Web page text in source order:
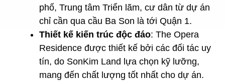
phố, Trung tâm Triển lãm, cư dân từ dự án
chỉ cần qua cầu Ba Son là tới Quận 1.
Thiết kế kiến trúc độc đáo: The Opera
Residence được thiết kế bởi các đối tác uy
tín, do SonKim Land lựa chọn kỹ lưỡng,
mang đến chất lượng tốt nhất cho dự án.